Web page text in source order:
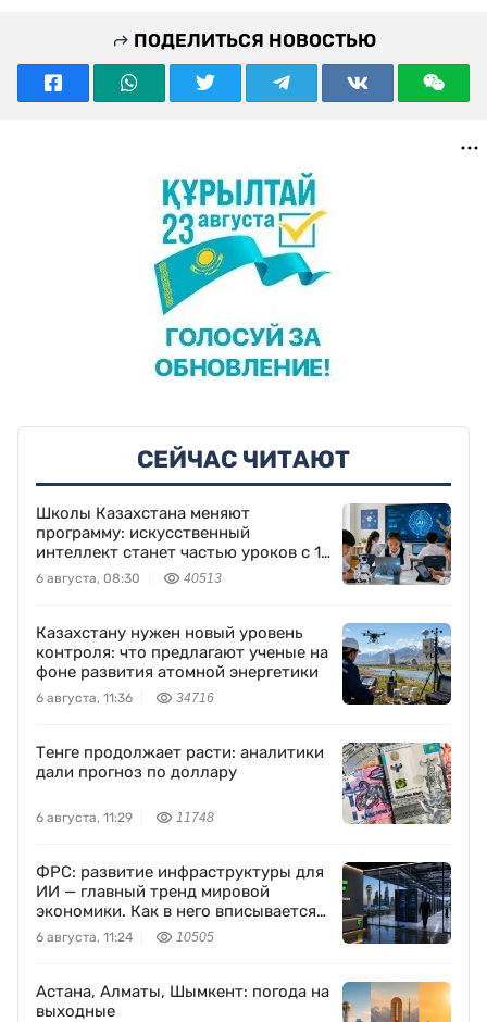
ПОДЕЛИТЬСЯ НОВОСТЬЮ
СЕЙЧАС ЧИТАЮТ
Школы Казахстана меняют
программу: искусственный
интеллект станет частью уроков с 1
класса
6 августа, 08:30 40513
Казахстану нужен новый уровень
контроля: что предлагают ученые на
фоне развития атомной энергетики
6 августа, 11:36 34716
Тенге продолжает расти: аналитики
дали прогноз по доллару
6 августа, 11:29 11748
ФРС: развитие инфраструктуры для
ИИ — главный тренд мировой
экономики. Как в него вписывается
Freedom Holding Corp.
6 августа, 11:24 10505
Астана, Алматы, Шымкент: погода на
выходные